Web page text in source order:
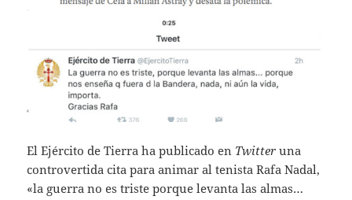
El Ejército de Tierra ha publicado en Twitter una
controvertida cita para animar al tenista Rafa Nadal,
«la guerra no es triste porque levanta las almas…